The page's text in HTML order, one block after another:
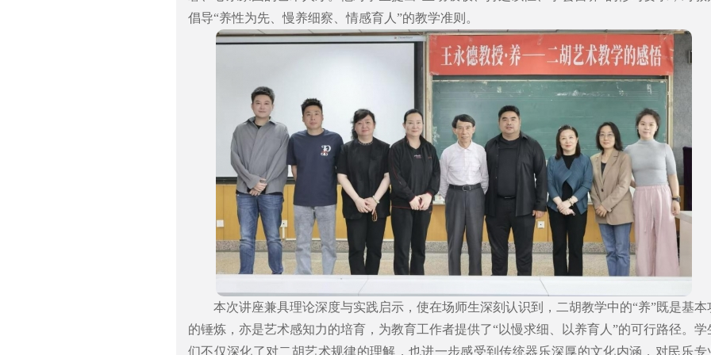
倡导“养性为先、慢养细察、情感育人”的教学准则。
本次讲座兼具理论深度与实践启示，使在场师生深刻认识到，二胡教学中的“养”既是基本
的锤炼，亦是艺术感知力的培育，为教育工作者提供了“以慢求细、以养育人”的可行路径。学
们不仅深化了对二胡艺术规律的理解，也进一步感受到传统器乐深厚的文化内涵，对民乐专